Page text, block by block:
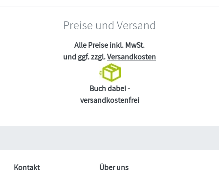
Preise und Versand
Alle Preise inkl. MwSt.
und ggf. zzgl.Versandkosten
Buch dabei -
versandkostenfrei
Kontakt
Über uns